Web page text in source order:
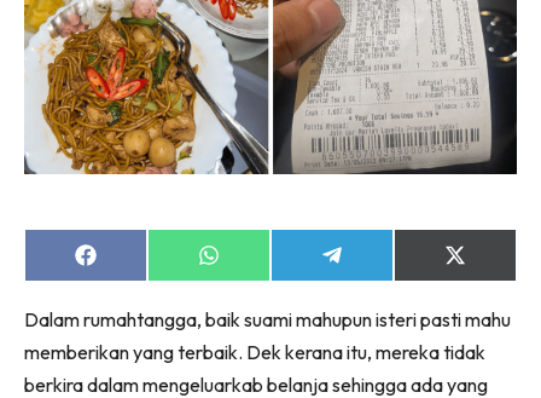
Share
on
Share
on
Share
on
Share
on
(Twitter)
Dalam rumahtangga, baik suami mahupun isteri pasti mahu
memberikan yang terbaik. Dek kerana itu, mereka tidak
berkira dalam mengeluarkab belanja sehingga ada yang